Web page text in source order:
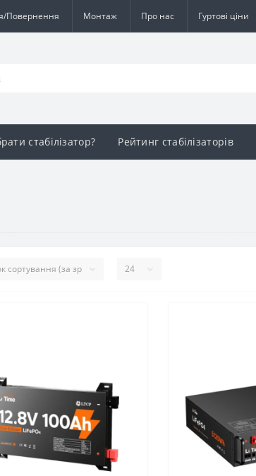
Повернення Монтаж Про нас Гуртові ціни
стабілізатор? Рейтинг стабілізаторів